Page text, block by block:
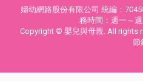
婦幼網路股份有限公司 統編：
務時間：週一～
Copyright © 嬰兒與母親. All rights
節